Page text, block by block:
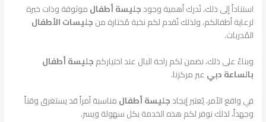
استناداً إلى ذلك، نُدرك أهمية وجودجليسة أطفالموثوقة وذات خبرة
لرعاية أطفالكم، ولذلك نُقدم لكم نخبة مُختارة منجليسات الأطفال
المُدربات.
وبناءً على ذلك، نضمن لكم راحة البال عند اختياركمجليسة أطفال
بالساعة دبيعبر مركزنا.
في واقع الأمر، يُعتبر إيجادجليسة أطفالمناسبة أمراً قد يستغرق وقتاً
وجهداً، لذلك نوفر لكم هذه الخدمة بكل سهولة ويسر.